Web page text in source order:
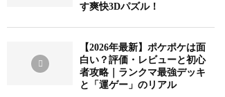
す爽快3Dパズル！
【2026年最新】ポケポケは面
白い？評価・レビューと初心
者攻略｜ランクマ最強デッキ
と「運ゲー」のリアル